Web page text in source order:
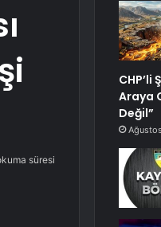
süresi
CHP’li
Araya
Değil”